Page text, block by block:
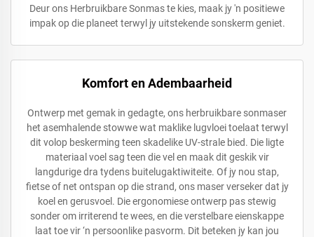
Deur ons Herbruikbare Sonmas te kies, maak jy 'n positiewe
impak op die planeet terwyl jy uitstekende sonskerm geniet.
Komfort en Adembaarheid
Ontwerp met gemak in gedagte, ons herbruikbare sonmaser
het asemhalende stowwe wat maklike lugvloei toelaat terwyl
dit volop beskerming teen skadelike UV-strale bied. Die ligte
materiaal voel sag teen die vel en maak dit geskik vir
langdurige dra tydens buitelugaktiwiteite. Of jy nou stap,
fietse of net ontspan op die strand, ons maser verseker dat jy
koel en gerusvoel. Die ergonomiese ontwerp pas stewig
sonder om irriterend te wees, en die verstelbare eienskappe
laat toe vir ‘n persoonlike pasvorm. Dit beteken jy kan jou